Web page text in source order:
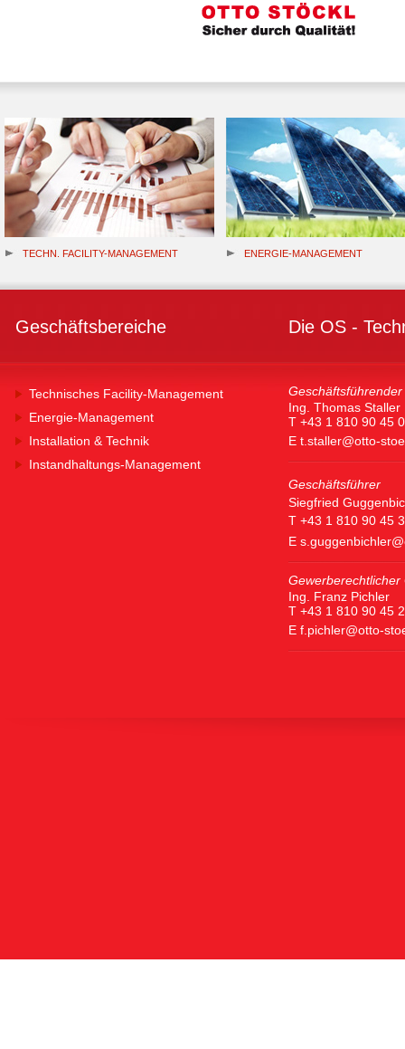
TECHN. FACILITY-MANAGEMENT ENERGIE-MANAGEMENT
Geschäftsbereiche Die OS -
Technisches Facility-Management
Energie-Management
Installation & Technik
Instandhaltungs-Management
Ing. Thomas Staller
T +43 1 810 90 45 0
E t.staller@otto-
Geschäftsführer
Siegfried
T +43 1 810 90 45
E
Gewerberechtlicher
Ing. Franz Pichler
T +43 1 810 90 45
E f.pichler@otto-